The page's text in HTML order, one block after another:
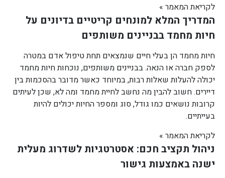
לקריאת המאמר »
המדריך המלא למונחים קריטיים בדיונים על
חיות מחמד בבניינים משותפים
חיות מחמד הן בעלי חיים שנמצאים תחת טיפול אדם במטרה
לספק חברה או הנאה. בבניינים משותפים, נוכחות חיות מחמד
יכולה להעלות שאלות רבות, במיוחד כאשר מדובר בהסכמות בין
דיירים. חשוב להבין מה נחשב לחיית מחמד ומה לא, שכן לעיתים
קרובות נושאים כמו גודל, סוג ומספר החיות יכולים להיות
בעייתיים.
לקריאת המאמר »
ניהול תקציב חכם: אסטרטגיות לשדרוג מעלית
ישנה באמצעות גישור